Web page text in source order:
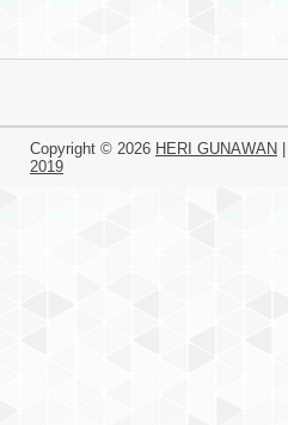
Copyright © 2026 HERI GUNAWAN
2019